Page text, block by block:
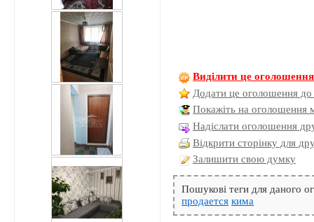
Виділити це оголошення
Додати це оголошення до
Покажіть на оголошення
Надіслати оголошення
Відкрити сторінку для
Залишити свою думку
Пошукові теги для даного
продается кима